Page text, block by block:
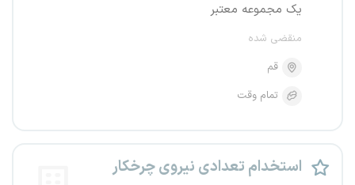
یک مجموعه معتبر
منقضی شده
قم
تمام وقت
استخدام تعدادی نیروی چرخکار